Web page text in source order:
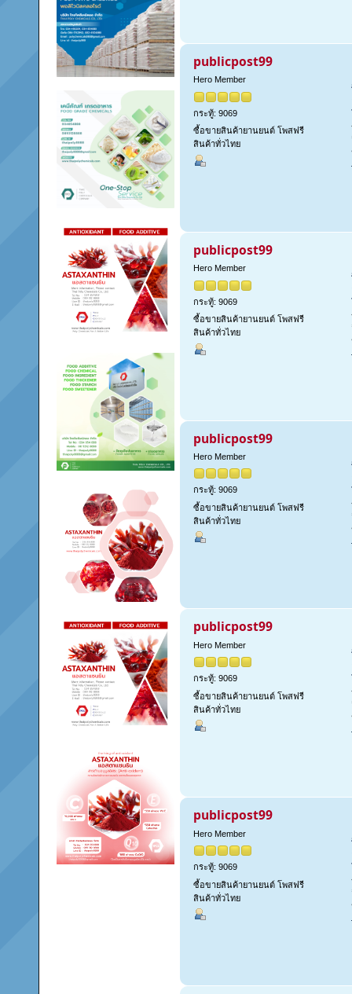
publicpost99
Hero Member
กระทู้: 9069
ซื้อขายสินค้ายานยนต์ โพสฟรี
สินค้าทั่วไทย
publicpost99
Hero Member
กระทู้: 9069
ซื้อขายสินค้ายานยนต์ โพสฟรี
สินค้าทั่วไทย
publicpost99
Hero Member
กระทู้: 9069
ซื้อขายสินค้ายานยนต์ โพสฟรี
สินค้าทั่วไทย
publicpost99
Hero Member
กระทู้: 9069
ซื้อขายสินค้ายานยนต์ โพสฟรี
สินค้าทั่วไทย
publicpost99
Hero Member
กระทู้: 9069
ซื้อขายสินค้ายานยนต์ โพสฟรี
สินค้าทั่วไทย